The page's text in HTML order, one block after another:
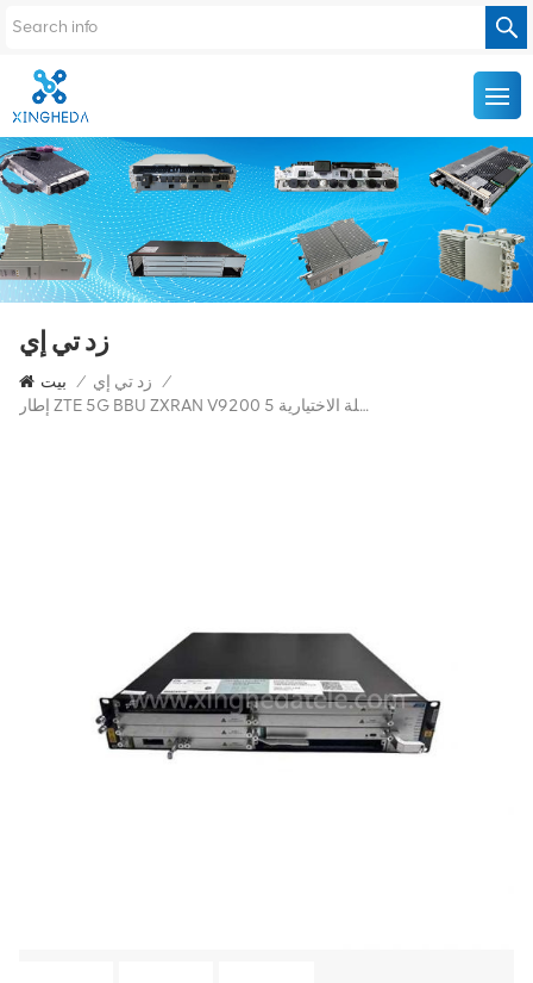
زد تي إي
بيت / زد تي إي /
إطار ZTE 5G BBU ZXRAN V9200 مع لوحة الجهاز الكاملة الاختيارية 5G